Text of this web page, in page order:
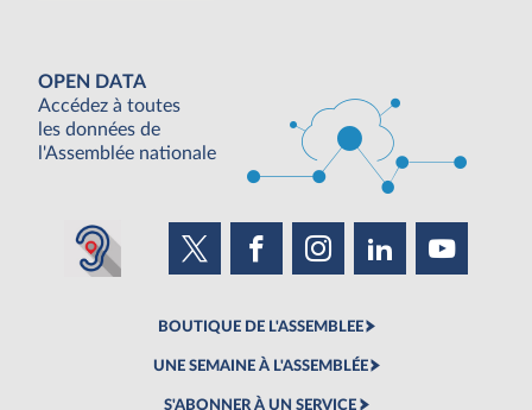
OPEN DATA
Accédez à toutes
les données de
l'Assemblée nationale
BOUTIQUE DE L'ASSEMBLEE
UNE SEMAINE À L'ASSEMBLÉE
S'ABONNER À UN SERVICE